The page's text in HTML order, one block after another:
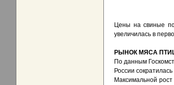
Цены на свиные
увеличилась в
РЫНОК МЯСА
По данным
России
Максимальной